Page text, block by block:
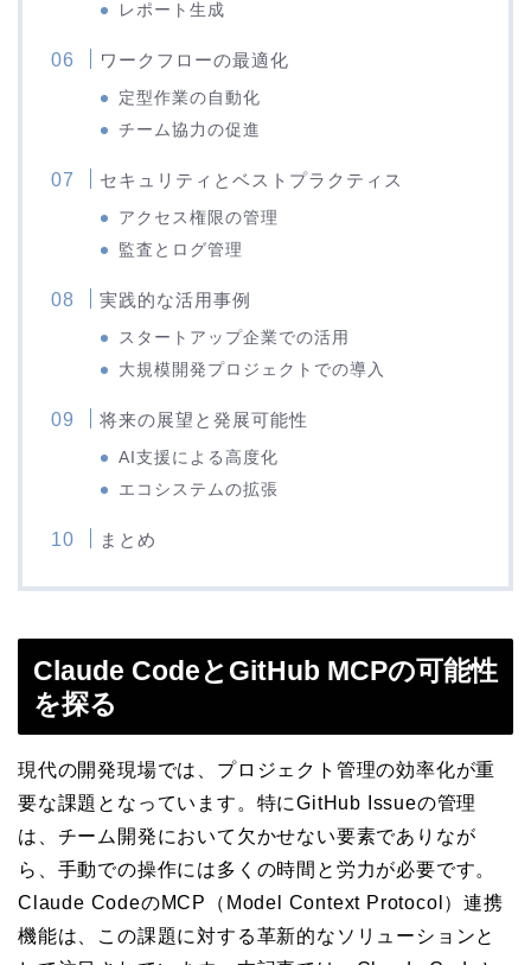
レポート生成
ワークフローの最適化
定型作業の自動化
チーム協力の促進
セキュリティとベストプラクティス
アクセス権限の管理
監査とログ管理
実践的な活用事例
スタートアップ企業での活用
大規模開発プロジェクトでの導入
将来の展望と発展可能性
AI支援による高度化
エコシステムの拡張
まとめ
Claude CodeとGitHub MCPの可能性
を探る
現代の開発現場では、プロジェクト管理の効率化が重
要な課題となっています。特にGitHub Issueの管理
は、チーム開発において欠かせない要素でありなが
ら、手動での操作には多くの時間と労力が必要です。
Claude CodeのMCP（Model Context Protocol）連携
機能は、この課題に対する革新的なソリューションと